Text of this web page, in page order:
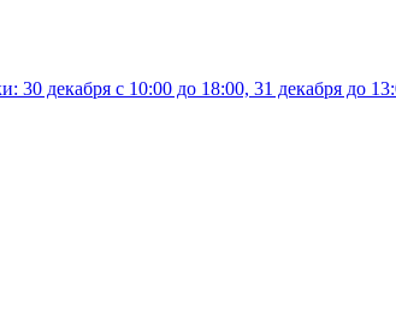
30 декабря с 10:00 до 18:00, 31 декабря до